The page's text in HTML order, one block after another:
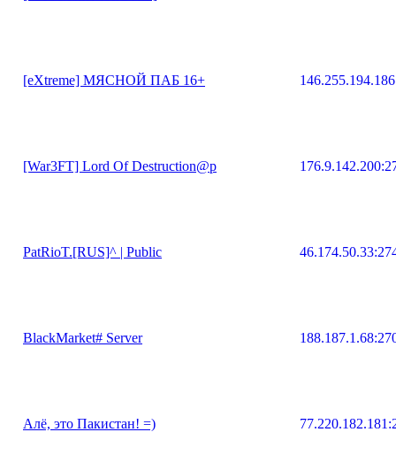
[eXtreme] МЯСНОЙ ПАБ 16+
[War3FT] Lord Of Destruction@p
PatRioT.[RUS]^ | Public
BlackMarket# Server
Алё, это Пакистан! =)